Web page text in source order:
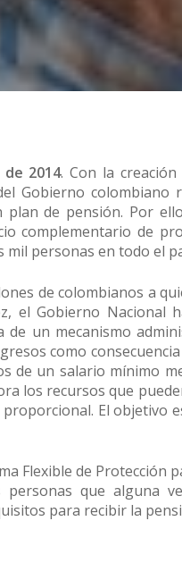
2014. Con la creación
Gobierno
de pensión. Por
complementario de
personas en todo el
de colombianos a
el Gobierno Nacional
un mecanismo
como
de un salario mínimo
los recursos que
El objetivo
Flexible de
que alguna
para recibir la